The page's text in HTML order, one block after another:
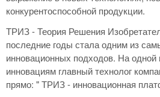
конкурентоспособной продукции.
ТРИЗ - Теория Решения
последние годы стала одним из
инновационных подходов. На одной
инновациям главный технолог
прямо: " ТРИЗ - инновационная